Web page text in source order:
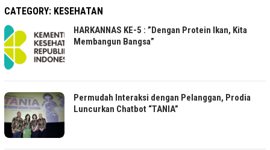
CATEGORY: KESEHATAN
HARKANNAS KE-5 : ”Dengan Protein Ikan, Kita
Membangun Bangsa”
Permudah Interaksi dengan Pelanggan, Prodia
Luncurkan Chatbot “TANIA”